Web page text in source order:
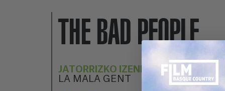
THE BAD PEOPLE
JATORRIZKO IZENBURUA
LA MALA GENT